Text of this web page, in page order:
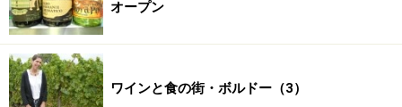
オープン
ワインと食の街・ボルドー（3）